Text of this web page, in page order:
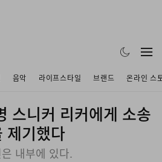
음악 라이프스타일 브랜드 온라인 스
스니커 리커에게 소송
제기했다
내부에 있다.